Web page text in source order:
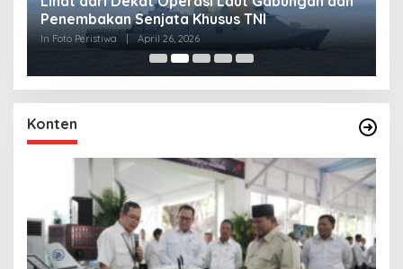
Penembakan Senjata Khusus TNI
In Foto Peristiwa April 26, 2026
Konten